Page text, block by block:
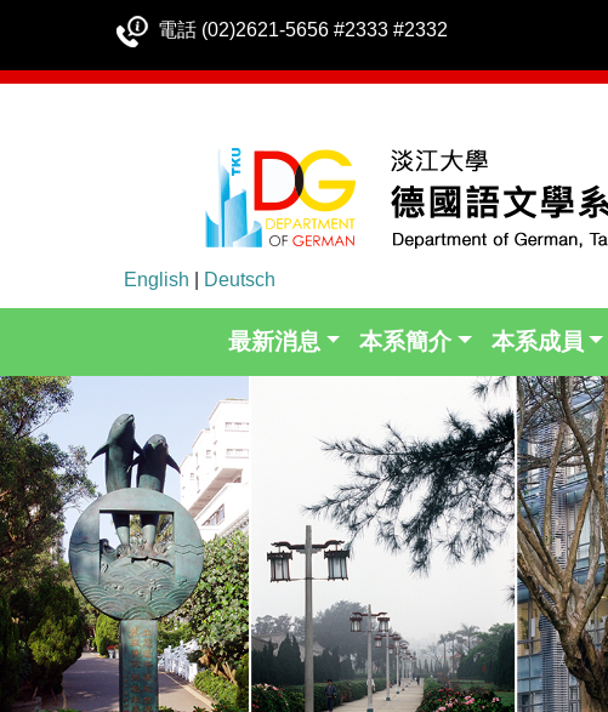
電話 (02)2621-5656 #2333 #2332
English Deutsch
最新消息 本系簡介 本系成員